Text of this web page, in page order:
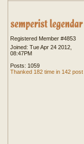
Registered Member #4853
Joined: Tue Apr 24 2012,
08:47PM
Posts: 1059
Thanked 182 time in 142 post